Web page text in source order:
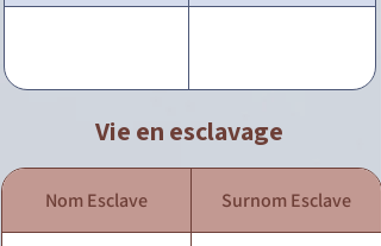
Vie en esclavage
Nom Esclave Surnom Esclave